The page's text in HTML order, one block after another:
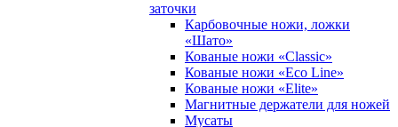
заточки
Карбовочные ножи, ложки
«Шато»
Кованые ножи «Classic»
Кованые ножи «Eco Line»
Кованые ножи «Elite»
Магнитные держатели для ножей
Мусаты